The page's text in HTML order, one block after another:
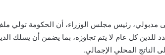
مدبولي، رئيس مجلس الوزراء، أن الحكومة تولي ملف
كل عام لا يتم تجاوزه، بما يضمن أن يسلك
الناتج المحلي الإجمالي.